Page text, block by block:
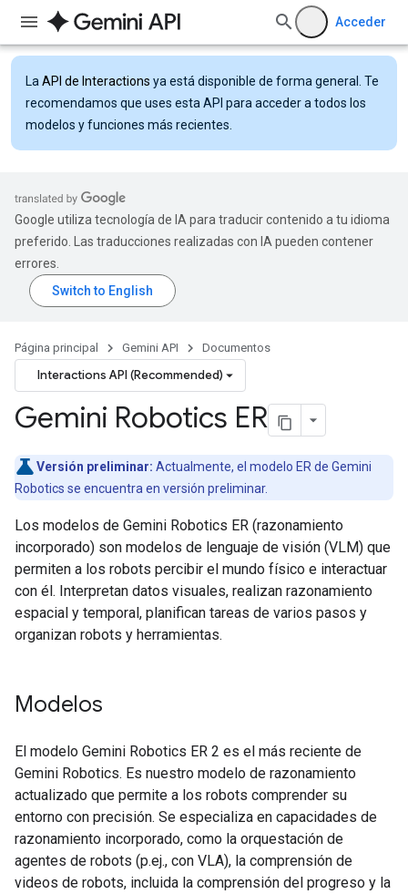
Acceder
La API de Interactions ya está disponible de forma general. Te
recomendamos que uses esta API para acceder a todos los
modelos y funciones más recientes.
Google utiliza tecnología de IA para traducir contenido a tu idioma
preferido. Las traducciones realizadas con IA pueden contener
errores.
Página principal Gemini API Documentos
Interactions API (Recommended)
Gemini Robotics ER
Versión preliminar: Actualmente, el modelo ER de Gemini
Robotics se encuentra en versión preliminar.
Los modelos de Gemini Robotics ER (razonamiento
incorporado) son modelos de lenguaje de visión (VLM) que
permiten a los robots percibir el mundo físico e interactuar
con él. Interpretan datos visuales, realizan razonamiento
espacial y temporal, planifican tareas de varios pasos y
organizan robots y herramientas.
Modelos
El modelo Gemini Robotics ER 2 es el más reciente de
Gemini Robotics. Es nuestro modelo de razonamiento
actualizado que permite a los robots comprender su
entorno con precisión. Se especializa en capacidades de
razonamiento incorporado, como la orquestación de
agentes de robots (p.ej., con VLA), la comprensión de
videos de robots, incluida la comprensión del progreso y la